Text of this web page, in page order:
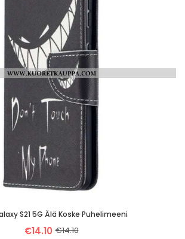
S21 5G Älä Koske Puhelimeeni
€14.10 €14.10